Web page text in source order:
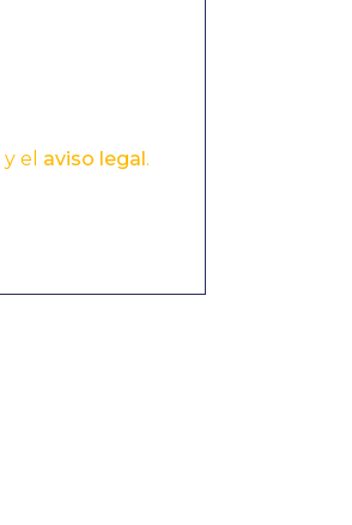
y el aviso legal.